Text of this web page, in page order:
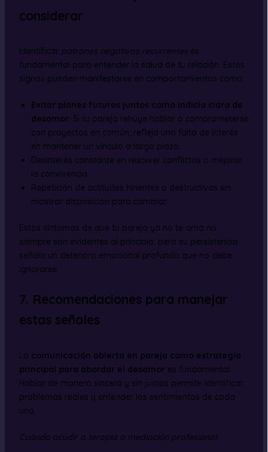
considerar
Identificar patrones negativos recurrenteses
fundamental para entender la salud de tu relación. Estos
signos pueden manifestarse en comportamientos como:
Evitar planes futuros juntos como indicio claro de
desamor: Si tu pareja rehúye hablar o comprometerse
con proyectos en común, refleja una falta de interés
en mantener un vínculo a largo plazo.
Desinterés constante en resolver conflictos o mejorar
la convivencia.
Repetición de actitudes hirientes o destructivas sin
mostrar disposición para cambiar.
Estos síntomas de que tu pareja ya no te ama​ no
siempre son evidentes al principio, pero su persistencia
señala un deterioro emocional profundo que no debe
ignorarse.
7. Recomendaciones para manejar
estas señales
La comunicación abierta en pareja como estrategia
principal para abordar el desamores fundamental.
Hablar de manera sincera y sin juicios permite identificar
problemas reales y entender los sentimientos de cada
uno.
Cuándo acudir a terapia o mediación profesional: